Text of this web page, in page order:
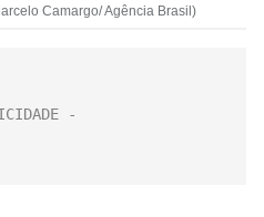
Camargo/ Agência Brasil)